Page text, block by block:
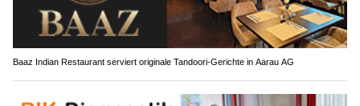
Baaz Indian Restaurant serviert originale Tandoori-Gerichte in Aarau AG